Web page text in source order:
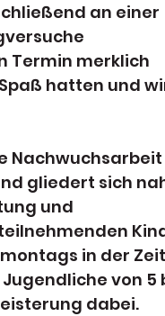
an einer
Termin merklich
hatten und
gliedert sich
und
in der
von 5
dabei.